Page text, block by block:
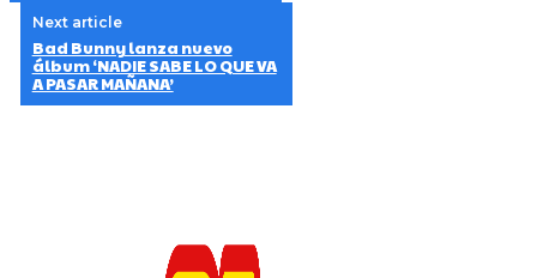
Next article
Bad Bunny lanza nuevo
álbum ‘NADIE SABE LO QUE VA
A PASAR MAÑANA’